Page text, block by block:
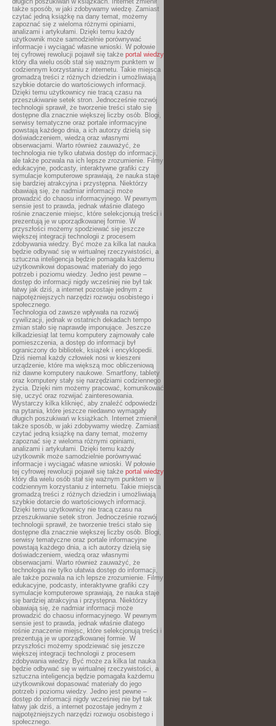
także sposób, w jaki zdobywamy wiedzę. Zamiast
czytać jedną książkę na dany temat, możemy
zapoznać się z wieloma różnymi opiniami,
analizami i artykułami. Dzięki temu każdy
użytkownik może samodzielnie porównywać
informacje i wyciągać własne wnioski. W połowie
tej cyfrowej rewolucji pojawił się także portal wiedzy
który dla wielu osób stał się ważnym punktem w
codziennym korzystaniu z internetu. Takie miejsca
gromadzą treści z różnych dziedzin i umożliwiają
szybkie dotarcie do wartościowych informacji.
Dzięki temu użytkownicy nie tracą czasu na
przeszukiwanie setek stron. Jednocześnie rozwój
technologii sprawił, że tworzenie treści stało się
dostępne dla znacznie większej liczby osób. Blogi,
serwisy tematyczne oraz portale informacyjne
powstają każdego dnia, a ich autorzy dzielą się
doświadczeniem, wiedzą oraz własnymi
obserwacjami. Warto również zauważyć, że
technologia nie tylko ułatwia dostęp do informacji,
ale także pozwala na ich lepsze zrozumienie. Filmy
edukacyjne, podcasty, interaktywne grafiki czy
symulacje komputerowe sprawiają, że nauka staje
się bardziej atrakcyjna i przystępna. Niektórzy
obawiają się, że nadmiar informacji może
prowadzić do chaosu informacyjnego. W pewnym
sensie jest to prawda, jednak właśnie dlatego
rośnie znaczenie miejsc, które selekcjonują treści i
prezentują je w uporządkowanej formie. W
przyszłości możemy spodziewać się jeszcze
większej integracji technologii z procesem
zdobywania wiedzy. Być może za kilka lat nauka
będzie odbywać się w wirtualnej rzeczywistości, a
sztuczna inteligencja będzie pomagała każdemu
użytkownikowi dopasować materiały do jego
potrzeb i poziomu wiedzy. Jedno jest pewne –
dostęp do informacji nigdy wcześniej nie był tak
łatwy jak dziś, a internet pozostaje jednym z
najpotężniejszych narzędzi rozwoju osobistego i
społecznego.
Technologia od zawsze wpływała na rozwój
cywilizacji, jednak w ostatnich dekadach tempo
zmian stało się naprawdę imponujące. Jeszcze
kilkadziesiąt lat temu komputery zajmowały całe
pomieszczenia, a dostęp do informacji był
ograniczony do bibliotek, książek i encyklopedii.
Dziś niemal każdy człowiek nosi w kieszeni
urządzenie, które ma większą moc obliczeniową
niż dawne komputery naukowe. Smartfony, tablety
oraz komputery stały się narzędziami codziennego
życia. Dzięki nim możemy pracować, komunikować
się, uczyć oraz rozwijać zainteresowania.
Wystarczy kilka kliknięć, aby znaleźć odpowiedzi
na pytania, które jeszcze niedawno wymagały
długich poszukiwań w książkach. Internet zmienił
także sposób, w jaki zdobywamy wiedzę. Zamiast
czytać jedną książkę na dany temat, możemy
zapoznać się z wieloma różnymi opiniami,
analizami i artykułami. Dzięki temu każdy
użytkownik może samodzielnie porównywać
informacje i wyciągać własne wnioski. W połowie
tej cyfrowej rewolucji pojawił się także portal wiedzy
który dla wielu osób stał się ważnym punktem w
codziennym korzystaniu z internetu. Takie miejsca
gromadzą treści z różnych dziedzin i umożliwiają
szybkie dotarcie do wartościowych informacji.
Dzięki temu użytkownicy nie tracą czasu na
przeszukiwanie setek stron. Jednocześnie rozwój
technologii sprawił, że tworzenie treści stało się
dostępne dla znacznie większej liczby osób. Blogi,
serwisy tematyczne oraz portale informacyjne
powstają każdego dnia, a ich autorzy dzielą się
doświadczeniem, wiedzą oraz własnymi
obserwacjami. Warto również zauważyć, że
technologia nie tylko ułatwia dostęp do informacji,
ale także pozwala na ich lepsze zrozumienie. Filmy
edukacyjne, podcasty, interaktywne grafiki czy
symulacje komputerowe sprawiają, że nauka staje
się bardziej atrakcyjna i przystępna. Niektórzy
obawiają się, że nadmiar informacji może
prowadzić do chaosu informacyjnego. W pewnym
sensie jest to prawda, jednak właśnie dlatego
rośnie znaczenie miejsc, które selekcjonują treści i
prezentują je w uporządkowanej formie. W
przyszłości możemy spodziewać się jeszcze
większej integracji technologii z procesem
zdobywania wiedzy. Być może za kilka lat nauka
będzie odbywać się w wirtualnej rzeczywistości, a
sztuczna inteligencja będzie pomagała każdemu
użytkownikowi dopasować materiały do jego
potrzeb i poziomu wiedzy. Jedno jest pewne –
dostęp do informacji nigdy wcześniej nie był tak
łatwy jak dziś, a internet pozostaje jednym z
najpotężniejszych narzędzi rozwoju osobistego i
społecznego.